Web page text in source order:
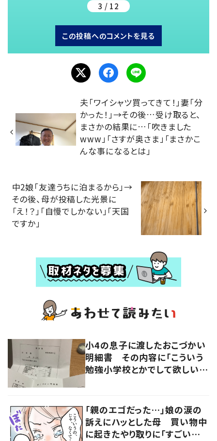
3 / 12
この投稿へのコメントを見る
夫「ワイシャツ買ってきて！」妻「分
かった！」→その後…受け取ると、
まさかの結果に…「吹きました
www」「さすが奥さま」「まさかこ
んな事になるとは」
中2娘「友達うちに泊まるから」→
その後、母が投稿した光景に
「え！？」「自慢でしかない」「天国
ですか」
小4の息子に渡したおこづかい
明細書 その内容に「こういう
勉強小学校とかでして欲しい」
「親のエゴだった…」娘の涙の
訴えにハッとした母 買い物中
に起きたやり取りに「すごい分